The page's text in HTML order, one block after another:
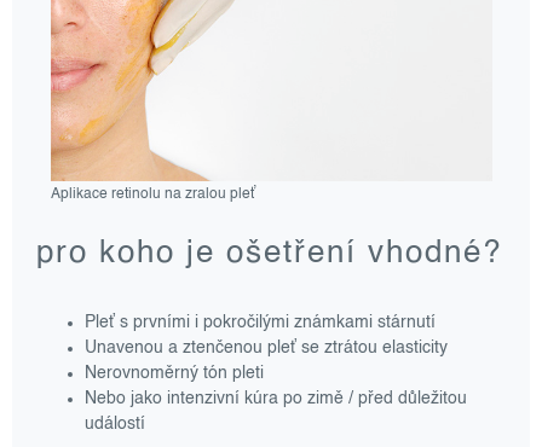
Aplikace retinolu na zralou pleť
pro koho je ošetření vhodné?
Pleť s prvními i pokročilými známkami stárnutí
Unavenou a ztenčenou pleť se ztrátou elasticity
Nerovnoměrný tón pleti
Nebo jako intenzivní kúra po zimě / před důležitou
událostí